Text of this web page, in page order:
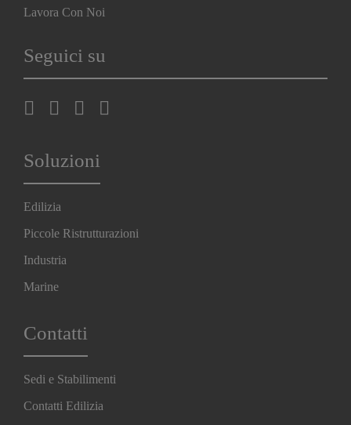
Lavora Con Noi
Seguici su
Soluzioni
Edilizia
Piccole Ristrutturazioni
Industria
Marine
Contatti
Sedi e Stabilimenti
Contatti Edilizia